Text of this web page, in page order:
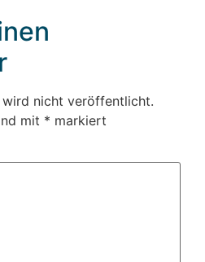
wird nicht veröffentlicht.
mit * markiert